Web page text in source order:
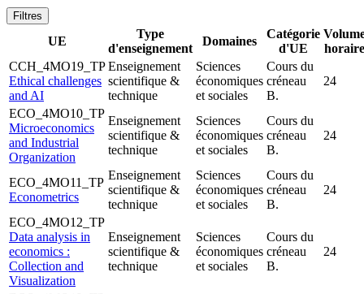
Filtres
UE
Type
d'enseignement
Domaines
Catégorie
d'UE
horaire
CCH_4MO19_TP
Ethical challenges
and AI
Enseignement
scientifique &
technique
Sciences
économiques
et sociales
Cours du
créneau
B.
24
ECO_4MO10_TP
Microeconomics
and Industrial
Organization
Enseignement
scientifique &
technique
Sciences
économiques
et sociales
Cours du
créneau
B.
24
ECO_4MO11_TP
Econometrics
Enseignement
scientifique &
technique
Sciences
économiques
et sociales
Cours du
créneau
B.
24
ECO_4MO12_TP
Data analysis in
economics :
Collection and
Visualization
Enseignement
scientifique &
technique
Sciences
économiques
et sociales
Cours du
créneau
B.
24